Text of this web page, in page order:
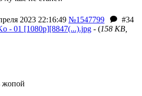
2023 22:16:49 №1547799
#34
- 01 [1080p][8847(...).jpg - (158 KB,
жопой